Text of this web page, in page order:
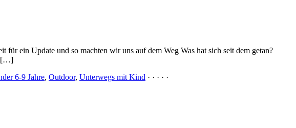
ein Update und so machten wir uns auf dem Weg Was hat sich seit dem getan?
[…]
6-9 Jahre, Outdoor, Unterwegs mit Kind · · · · ·